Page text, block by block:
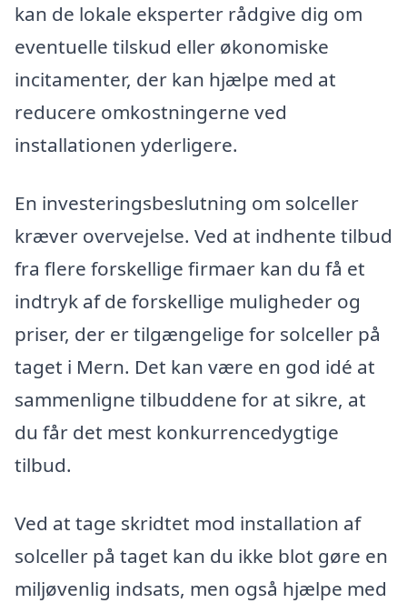
kan de lokale eksperter rådgive dig om
eventuelle tilskud eller økonomiske
incitamenter, der kan hjælpe med at
reducere omkostningerne ved
installationen yderligere.
En investeringsbeslutning om solceller
kræver overvejelse. Ved at indhente tilbud
fra flere forskellige firmaer kan du få et
indtryk af de forskellige muligheder og
priser, der er tilgængelige for solceller på
taget i Mern. Det kan være en god idé at
sammenligne tilbuddene for at sikre, at
du får det mest konkurrencedygtige
tilbud.
Ved at tage skridtet mod installation af
solceller på taget kan du ikke blot gøre en
miljøvenlig indsats, men også hjælpe med